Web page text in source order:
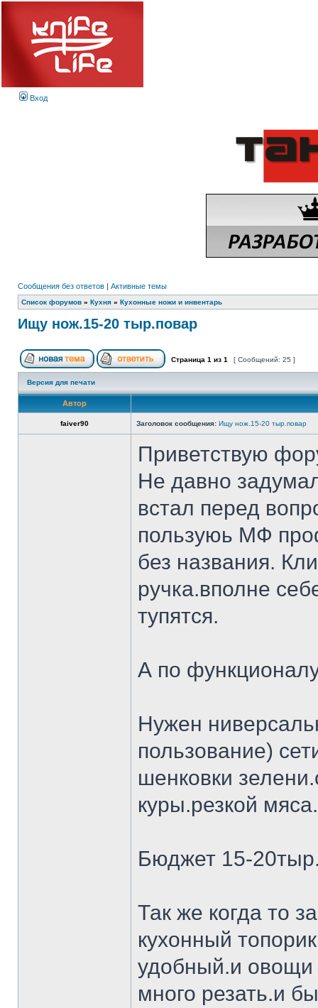
Вход
Сообщения без ответов | Активные темы
Список форумов » Кухня » Кухонные ножи и инвентарь
Ищу нож.15-20 тыр.повар
Страница 1 из 1 [ Сообщений: 25 ]
Версия для печати
Автор
faiver90 Заголовок сообщения: Ищу нож.15-20 тыр.повар
Приветствую
Не давно
встал перед
пользуюь МФ
без названия.
ручка.вполне
тупятся.
А по
Нужен
пользование)
шенковки
куры.резкой
Бюджет 15-
Так же когда то
кухонный
удобный.и овощи
много резать.и